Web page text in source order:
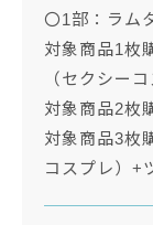
〇1部：ラム
対象商品1枚
（セクシーコ
対象商品2枚
対象商品3枚
コスプレ）+